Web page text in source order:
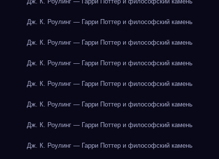
Дж. К. Роулинг — Гарри Поттер и философский камень
Дж. К. Роулинг — Гарри Поттер и философский камень
Дж. К. Роулинг — Гарри Поттер и философский камень
Дж. К. Роулинг — Гарри Поттер и философский камень
Дж. К. Роулинг — Гарри Поттер и философский камень
Дж. К. Роулинг — Гарри Поттер и философский камень
Дж. К. Роулинг — Гарри Поттер и философский камень